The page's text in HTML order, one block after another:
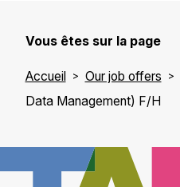
Vous êtes sur la page
Accueil Our job offers
Data Management) F/H